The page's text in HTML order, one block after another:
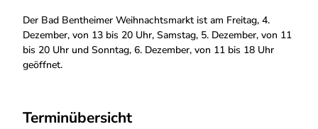
Der Bad Bentheimer Weihnachtsmarkt ist am Freitag, 4.
Dezember, von 13 bis 20 Uhr, Samstag, 5. Dezember, von 11
bis 20 Uhr und Sonntag, 6. Dezember, von 11 bis 18 Uhr
geöffnet.
Terminübersicht